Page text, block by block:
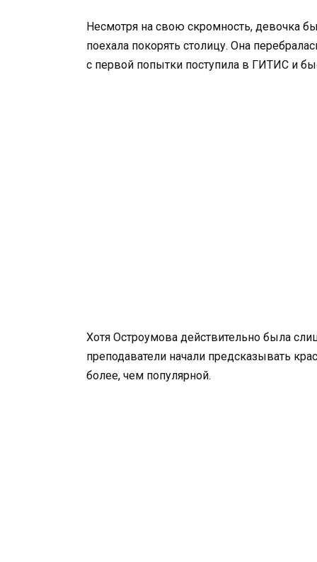
Несмотря на свою скромность, девочка
поехала покорять столицу. Она
с первой попытки поступила в ГИТИС и
Хотя Остроумова действительно была
преподаватели начали предсказывать
более, чем популярной.